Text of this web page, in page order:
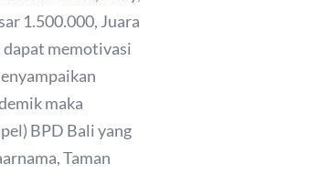
1.500.000, Juara
dapat memotivasi
maka
BPD Bali yang
Taman